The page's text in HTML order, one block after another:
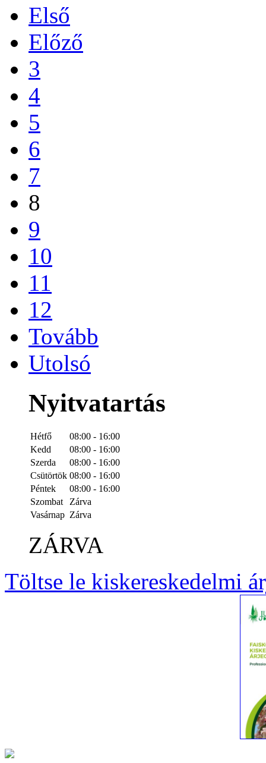
Első
Előző
3
4
5
6
7
8
9
10
11
12
Tovább
Utolsó
Nyitvatartás
Hétfő
08:00 - 16:00
Kedd
08:00 - 16:00
Szerda
08:00 - 16:00
Csütörtök 08:00 - 16:00
Péntek
08:00 - 16:00
Szombat
Zárva
Vasárnap Zárva
ZÁRVA
Töltse le kiskereskedelmi